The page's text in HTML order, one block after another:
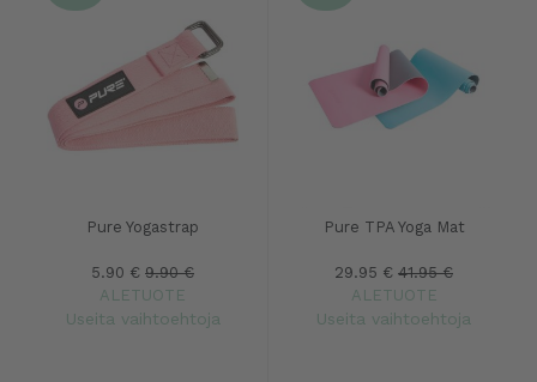
Pure Yogastrap
5.90 € 9.90 €
ALETUOTE
Useita vaihtoehtoja
Pure TPA Yoga Mat
29.95 € 41.95 €
ALETUOTE
Useita vaihtoehtoja